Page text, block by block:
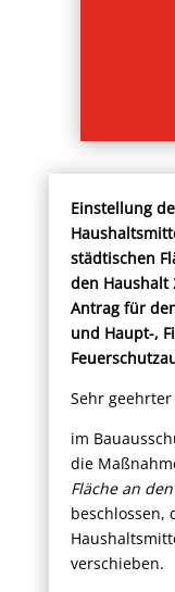
Einstellung
städtischen
den Haushalt
Antrag für
und Haupt-,
Sehr
im
die
Fläche an
verschieben.